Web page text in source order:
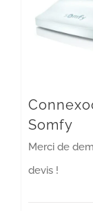
Somfy
Merci de
devis !